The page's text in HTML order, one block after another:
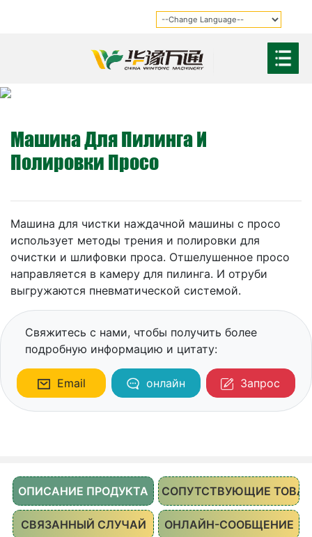
Машина Для Пилинга И
Полировки Просо
Машина для чистки наждачной машины с просо
использует методы трения и полировки для
очистки и шлифовки проса. Отшелушенное просо
направляется в камеру для пилинга. И отруби
выгружаются пневматической системой.
Свяжитесь с нами, чтобы получить более
подробную информацию и цитату:
Email онлайн Запрос
ОПИСАНИЕ ПРОДУКТА СОПУТСТВУЮЩИЕ
СВЯЗАННЫЙ СЛУЧАЙ ОНЛАЙН-СООБЩЕНИЕ